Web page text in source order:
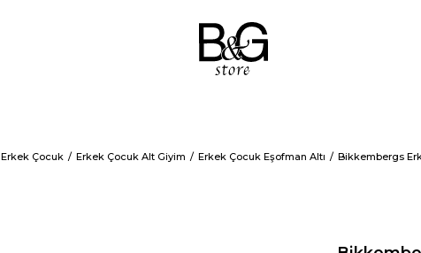
Erkek Çocuk Erkek Çocuk Alt Giyim Erkek Çocuk Eşofman Altı Bikkembergs